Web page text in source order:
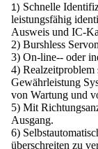
1) Schnelle
leistungsfähig
Ausweis und IC-
2) Burshless
3) On-line-- oder
4) Realzeitproblem
Gewährleistung
von Wartung und
5) Mit
Ausgang.
6)
überschreiten zu